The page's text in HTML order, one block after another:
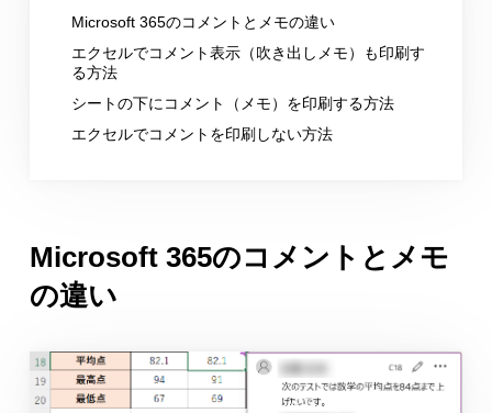
Microsoft 365のコメントとメモの違い
エクセルでコメント表示（吹き出しメモ）も印刷す
る方法
シートの下にコメント（メモ）を印刷する方法
エクセルでコメントを印刷しない方法
Microsoft 365のコメントとメモ
の違い